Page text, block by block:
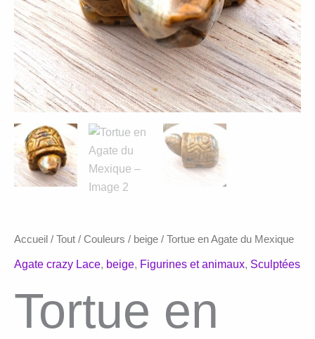
Accueil / Tout / Couleurs / beige / Tortue en Agate du Mexique
Agate crazy Lace, beige, Figurines et animaux, Sculptées
Tortue en